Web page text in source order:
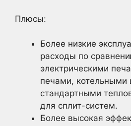
Плюсы:
Более низкие
расходы по
электрическими
печами, котельными
стандартными
для сплит-систем.
Более высокая